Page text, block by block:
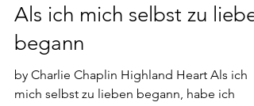
inesnaturwesenwelt
23. Nov. 2019
Als ich mich selbst zu